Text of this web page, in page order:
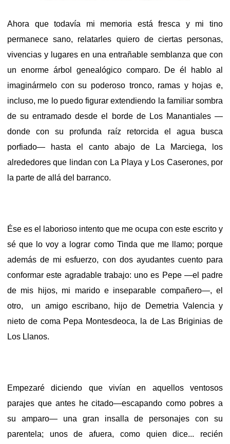
Ahora que todavía mi memoria está fresca y mi tino
permanece sano, relatarles quiero de ciertas personas,
vivencias y lugares en una entrañable semblanza que con
un enorme árbol genealógico comparo. De él hablo al
imaginármelo con su poderoso tronco, ramas y hojas e,
incluso, me lo puedo figurar extendiendo la familiar sombra
de su entramado desde el borde de Los Manantiales —
donde con su profunda raíz retorcida el agua busca
porfiado— hasta el canto abajo de La Marciega, los
alrededores que lindan con La Playa y Los Caserones, por
la parte de allá del barranco.
Ése es el laborioso intento que me ocupa con este escrito y
sé que lo voy a lograr como Tinda que me llamo; porque
además de mi esfuerzo, con dos ayudantes cuento para
conformar este agradable trabajo: uno es Pepe —el padre
de mis hijos, mi marido e inseparable compañero—, el
otro, un amigo escribano, hijo de Demetria Valencia y
nieto de coma Pepa Montesdeoca, la de Las Briginias de
Los Llanos.
Empezaré diciendo que vivían en aquellos ventosos
parajes que antes he citado—escapando como pobres a
su amparo— una gran insalla de personajes con su
parentela; unos de afuera, como quien dice... recién